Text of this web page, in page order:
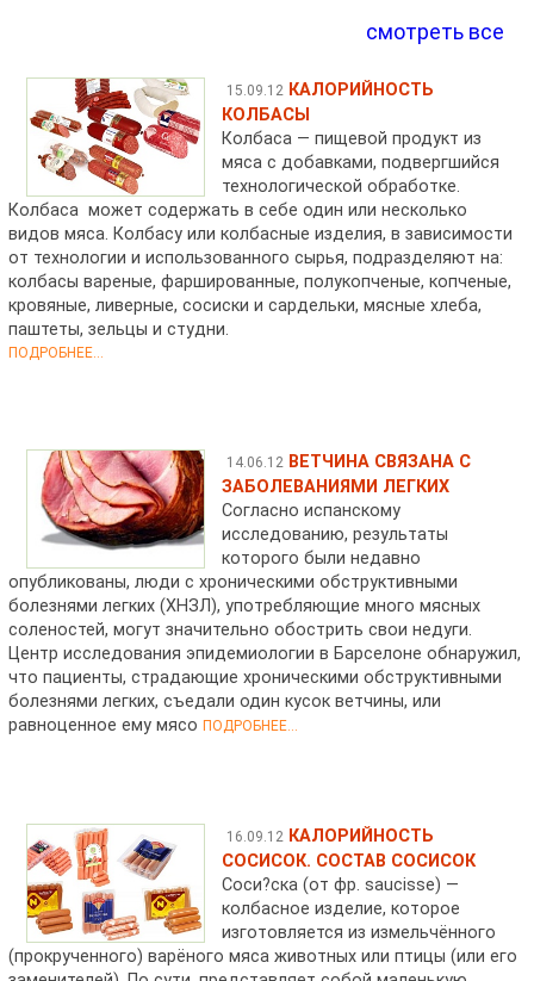
смотреть все
15.09.12 КАЛОРИЙНОСТЬ
КОЛБАСЫ
Колбаса — пищевой продукт из
мяса с добавками, подвергшийся
технологической обработке.
Колбаса может содержать в себе один или несколько
видов мяса. Колбасу или колбасные изделия, в зависимости
от технологии и использованного сырья, подразделяют на:
колбасы вареные, фаршированные, полукопченые, копченые,
кровяные, ливерные, сосиски и сардельки, мясные хлеба,
паштеты, зельцы и студни.
ПОДРОБНЕЕ...
14.06.12 ВЕТЧИНА СВЯЗАНА С
ЗАБОЛЕВАНИЯМИ ЛЕГКИХ
Согласно испанскому
исследованию, результаты
которого были недавно
опубликованы, люди с хроническими обструктивными
болезнями легких (ХНЗЛ), употребляющие много мясных
соленостей, могут значительно обострить свои недуги.
Центр исследования эпидемиологии в Барселоне обнаружил,
что пациенты, страдающие хроническими обструктивными
болезнями легких, съедали один кусок ветчины, или
равноценное ему мясоПОДРОБНЕЕ...
16.09.12 КАЛОРИЙНОСТЬ
СОСИСОК. СОСТАВ СОСИСОК
Соси?ска (от фр. saucisse) —
колбасное изделие, которое
изготовляется из измельчённого
(прокрученного) варёного мяса животных или птицы (или его